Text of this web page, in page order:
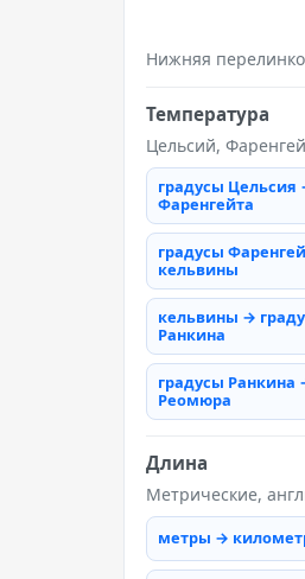
Нижняя
Температура
Цельсий,
градусы Цельсия
Фаренгейта
градусы
кельвины
кельвины →
Ранкина
градусы Ранкина
Реомюра
Длина
Метрические,
метры →